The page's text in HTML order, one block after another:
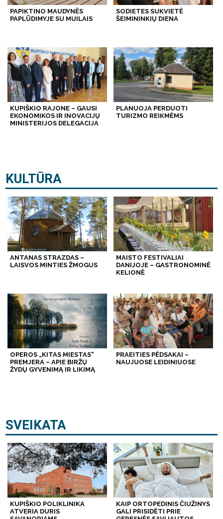
PAPIKTINO MAUDYNĖS
PAPLŪDIMYJE SU MUILAIS
SODIETES SUKVIETĖ
ŠEIMININKIŲ DIENA
KUPIŠKIO RAJONE – GAUSI
EKONOMIKOS IR INOVACIJŲ
MINISTERIJOS DELEGACIJA
PLANUOJA PERDUOTI
TURIZMO REIKMĖMS
KULTŪRA
ANTANAS STRAZDAS –
LAISVOS MINTIES ŽMOGUS
MAISTO FESTIVALIAI
DANIJOJE – GASTRONOMINĖ
KELIONĖ
OPEROS „KITAS MIESTAS“
PREMJERA – APIE BIRŽŲ
ŽYDŲ GYVENIMĄ IR LIKIMĄ
PRAEITIES PĖDSAKAI –
NAUJUOSE LEIDINIUOSE
SVEIKATA
KUPIŠKIO POLIKLINIKA
ATVERIA DURIS
KAIP ORTOPEDINIS ČIUŽINYS
GALI PRISIDĖTI PRIE